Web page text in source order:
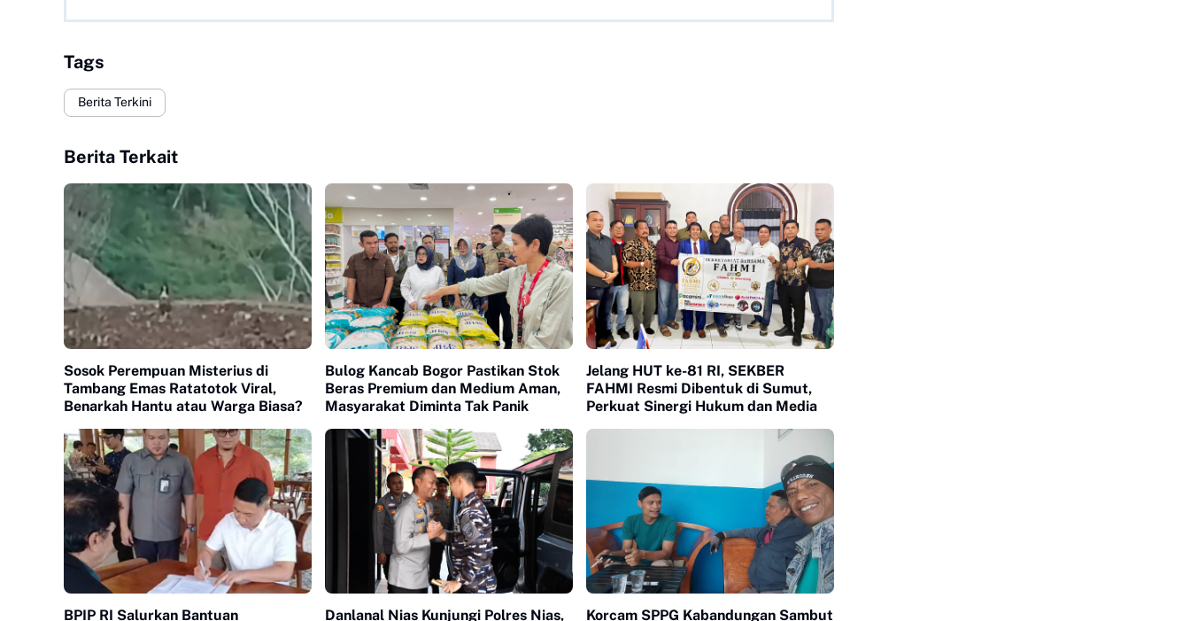
Tags
Berita Terkini
Berita Terkait
Sosok Perempuan Misterius di
Tambang Emas Ratatotok Viral,
Benarkah Hantu atau Warga Biasa?
Bulog Kancab Bogor Pastikan Stok
Beras Premium dan Medium Aman,
Masyarakat Diminta Tak Panik
Jelang HUT ke-81 RI, SEKBER
FAHMI Resmi Dibentuk di Sumut,
Perkuat Sinergi Hukum dan Media
BPIP RI Salurkan Bantuan Danlanal Nias Kunjungi Polres Nias, Korcam SPPG Kabandungan Sambut